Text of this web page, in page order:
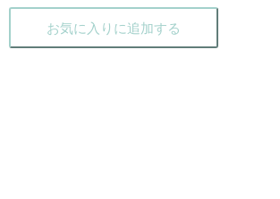
お気に入りに追加する